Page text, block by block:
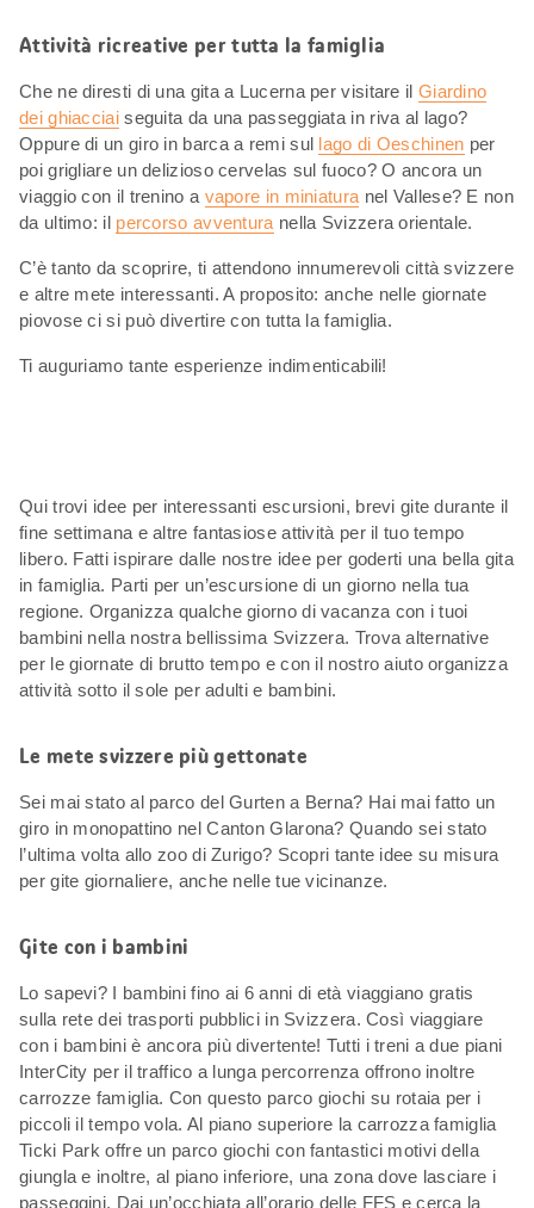
Attività ricreative per tutta la famiglia
Che ne diresti di una gita a Lucerna per visitare il Giardino
dei ghiacciaiseguita da una passeggiata in riva al lago?
Oppure di un giro in barca a remi sul lago di Oeschinen per
poi grigliare un delizioso cervelas sul fuoco? O ancora un
viaggio con il trenino a vapore in miniatura nel Vallese? E non
da ultimo: il percorso avventura nella Svizzera orientale.
C’è tanto da scoprire, ti attendono innumerevoli città svizzere
e altre mete interessanti. A proposito: anche nelle giornate
piovose ci si può divertire con tutta la famiglia.
Ti auguriamo tante esperienze indimenticabili!
Qui trovi idee per interessanti escursioni, brevi gite durante il
fine settimana e altre fantasiose attività per il tuo tempo
libero. Fatti ispirare dalle nostre idee per goderti una bella gita
in famiglia. Parti per un’escursione di un giorno nella tua
regione. Organizza qualche giorno di vacanza con i tuoi
bambini nella nostra bellissima Svizzera. Trova alternative
per le giornate di brutto tempo e con il nostro aiuto organizza
attività sotto il sole per adulti e bambini.
Le mete svizzere più gettonate
Sei mai stato al parco del Gurten a Berna? Hai mai fatto un
giro in monopattino nel Canton Glarona? Quando sei stato
l’ultima volta allo zoo di Zurigo? Scopri tante idee su misura
per gite giornaliere, anche nelle tue vicinanze.
Gite con i bambini
Lo sapevi? I bambini fino ai 6 anni di età viaggiano gratis
sulla rete dei trasporti pubblici in Svizzera. Così viaggiare
con i bambini è ancora più divertente! Tutti i treni a due piani
InterCity per il traffico a lunga percorrenza offrono inoltre
carrozze famiglia. Con questo parco giochi su rotaia per i
piccoli il tempo vola. Al piano superiore la carrozza famiglia
Ticki Park offre un parco giochi con fantastici motivi della
giungla e inoltre, al piano inferiore, una zona dove lasciare i
passeggini. Dai un’occhiata all’orario delle FFS e cerca la